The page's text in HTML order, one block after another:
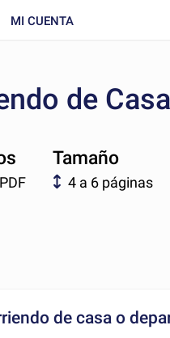
MI CUENTA
de
Tamaño
4 a 6 páginas
de casa o